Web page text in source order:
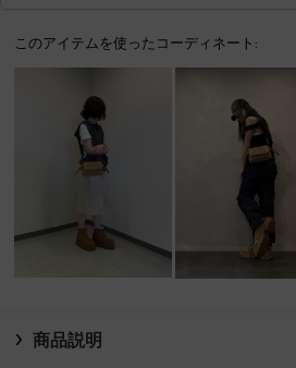
このアイテムを使ったコーディネート:
商品説明